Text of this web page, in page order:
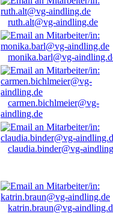
ruth.alt@vg-aindling.de
monika.barl@vg-
carmen.bichlmeier@vg-
aindling.de
claudia.binder@vg-
katrin.braun@vg-